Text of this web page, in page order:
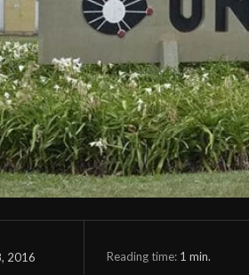
2016 Reading time: 1 min.